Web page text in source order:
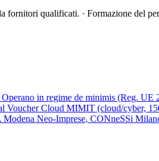
fornitori qualificati. · Formazione del
in regime de minimis (Reg. UE
Voucher Cloud MIMIT (cloud/cyber,
Neo-Imprese, CONneSSi